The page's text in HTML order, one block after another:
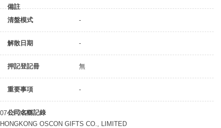
備註
清盤模式
-
解散日期 -
押記登記冊 無
重要事項 -
公司名稱記錄
07-01-2020
HONGKONG OSCON GIFTS CO., LIMITED